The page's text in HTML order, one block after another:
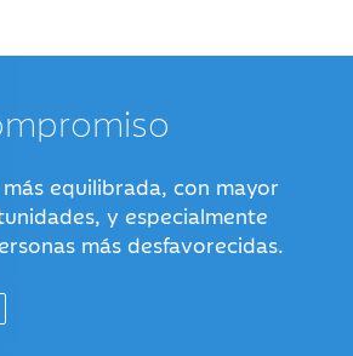
equilibrada, con mayor
y especialmente
más desfavorecidas.